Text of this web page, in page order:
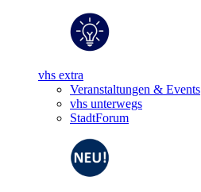
vhs extra
Veranstaltungen & Events
vhs unterwegs
StadtForum